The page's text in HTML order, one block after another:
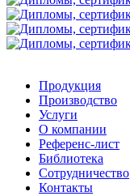
Продукция
Производство
Услуги
О компании
Референс-лист
Библиотека
Сотрудничество
Контакты